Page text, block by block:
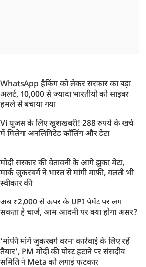
WhatsApp हैकिंग को लेकर सरकार का बड़ा
अलर्ट, 10,000 से ज्यादा भारतीयों को साइबर
हमले से बचाया गया
Vi यूजर्स के लिए खुशखबरी! 288 रुपये के खर्च
में मिलेगा अनलिमिटेड कॉलिंग और डेटा
मोदी सरकार की चेतावनी के आगे झुका मेटा,
मार्क ज़ुकरबर्ग ने भारत से मांगी माफ़ी, गलती भी
स्वीकार की
अब ₹2,000 से ऊपर के UPI पेमेंट पर लग
सकता है चार्ज, आम आदमी पर क्या होगा असर?
‘मांफी मांगें जुकरबर्ग वरना कार्रवाई के लिए रहें
तैयार’, PM मोदी की पोस्ट हटाने पर संसदीय
समिति ने Meta को लगाई फटकार